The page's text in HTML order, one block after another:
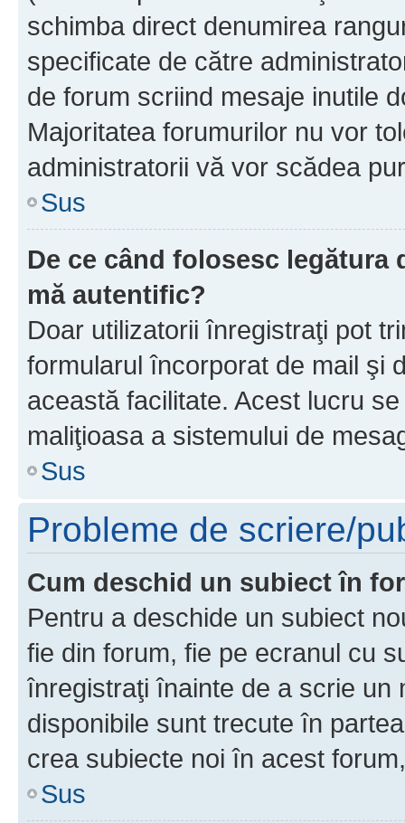
schimba direct denumirea
specificate de către
de forum scriind mesaje inutile
Majoritatea forumurilor nu vor
administratorii vă vor scădea
Sus
De ce când folosesc
mă autentific?
Doar utilizatorii înregistraţi pot
formularul încorporat de mail şi
această facilitate. Acest lucru
maliţioasa a sistemului de
Sus
Probleme de scriere/
Cum deschid un subiect în
Pentru a deschide un subiect
fie din forum, fie pe ecranul cu
înregistraţi înainte de a scrie un
disponibile sunt trecute în
crea subiecte noi în acest
Sus